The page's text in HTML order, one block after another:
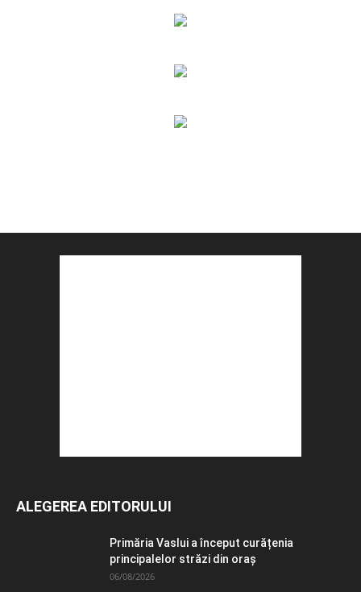
ALEGEREA EDITORULUI
Primăria Vaslui a început curățenia
principalelor străzi din oraș
06/08/2026